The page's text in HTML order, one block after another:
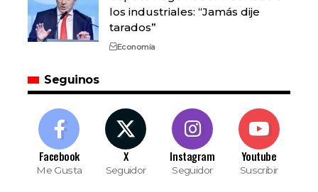
los industriales: “Jamás dije
tarados”
Economía
Seguinos
Facebook
Me Gusta
X
Seguidor
Instagram
Seguidor
Youtube
Suscribir